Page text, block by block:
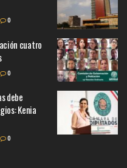
0
cuatro
0
debe
Kenia
0